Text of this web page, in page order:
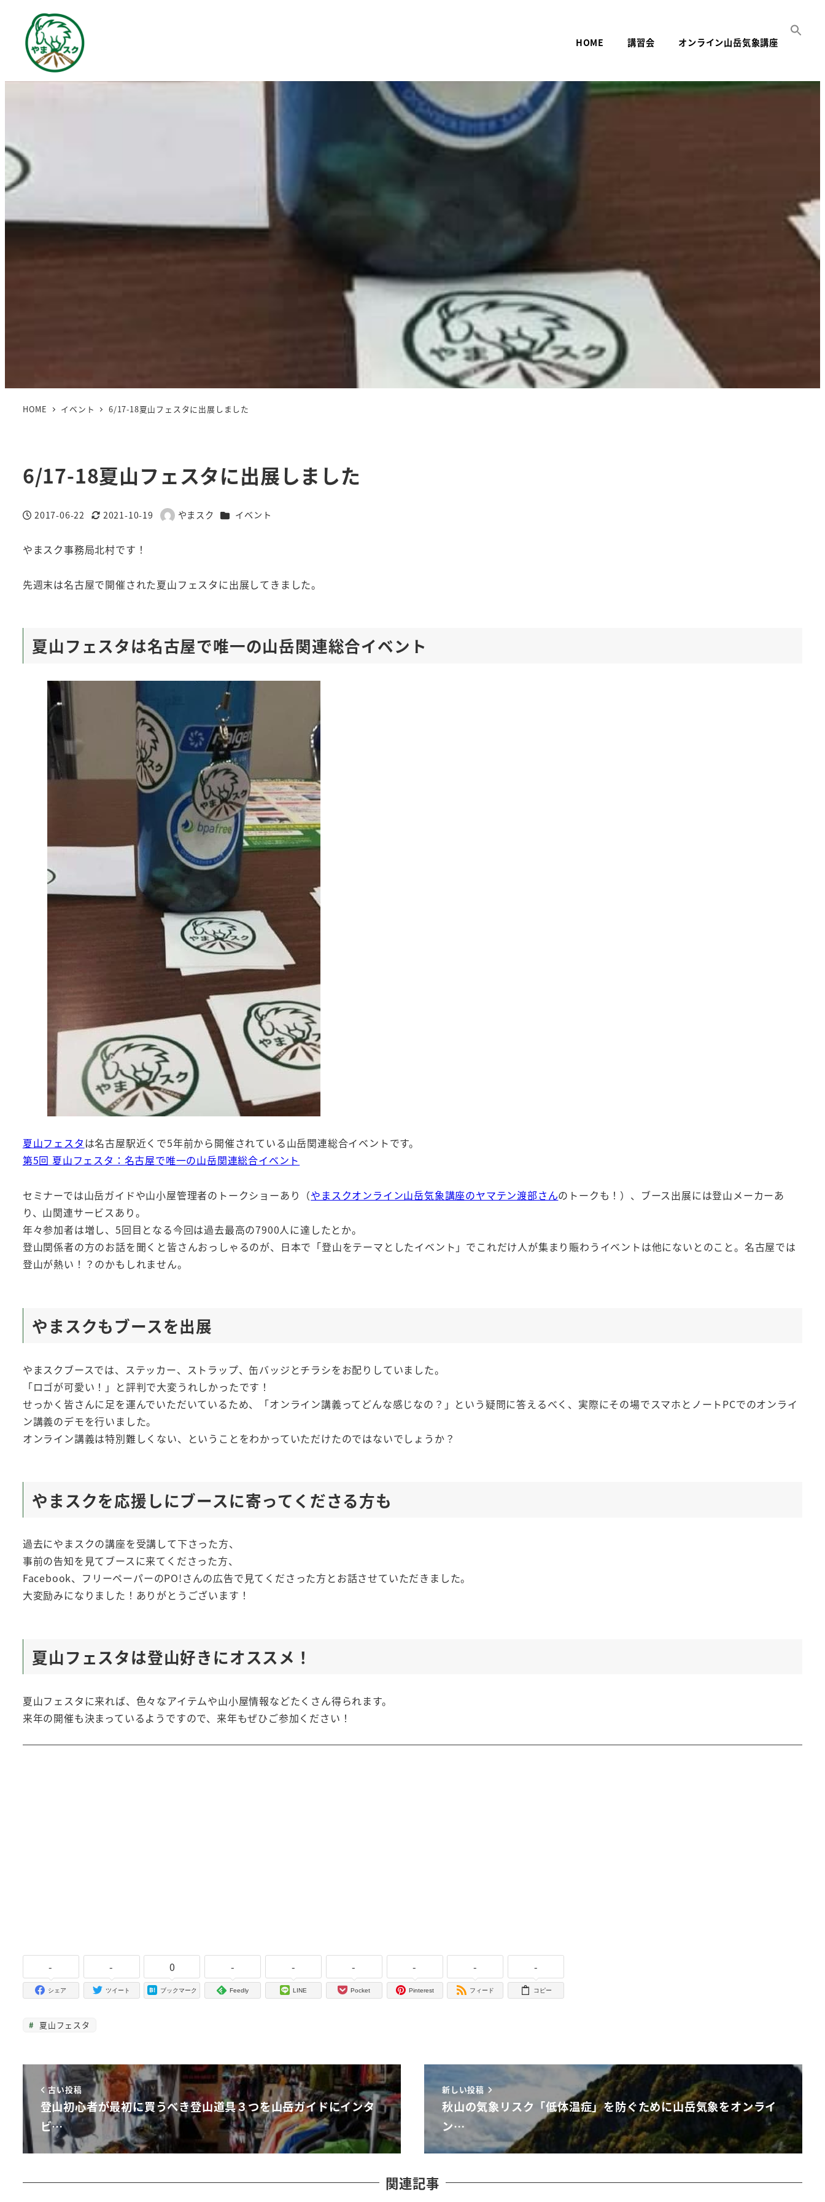
HOME 講習会 オンライン山岳気象講座
HOME イベント 6/17-18夏山フェスタに出展しました
6/17-18夏山フェスタに出展しました
投稿日
2017-06-22
更新日
2021-10-19
著
やまスク カテゴリー
イベント
やまスク事務局北村です！
先週末は名古屋で開催された夏山フェスタに出展してきました。
夏山フェスタは名古屋で唯一の山岳関連総合イベント
夏山フェスタは名古屋駅近くで5年前から開催されている山岳関連総合イベントです。
第5回 夏山フェスタ：名古屋で唯一の山岳関連総合イベント
セミナーでは山岳ガイドや山小屋管理者のトークショーあり（やまスクオンライン山岳気象講座のヤマテン渡部さんのトークも！）、ブース出展には登山メーカーあ
り、山関連サービスあり。
年々参加者は増し、5回目となる今回は過去最高の7900人に達したとか。
登山関係者の方のお話を聞くと皆さんおっしゃるのが、日本で「登山をテーマとしたイベント」でこれだけ人が集まり賑わうイベントは他にないとのこと。名古屋では
登山が熱い！？のかもしれません。
やまスクもブースを出展
やまスクブースでは、ステッカー、ストラップ、缶バッジとチラシをお配りしていました。
「ロゴが可愛い！」と評判で大変うれしかったです！
せっかく皆さんに足を運んでいただいているため、「オンライン講義ってどんな感じなの？」という疑問に答えるべく、実際にその場でスマホとノートPCでのオンライ
ン講義のデモを行いました。
オンライン講義は特別難しくない、ということをわかっていただけたのではないでしょうか？
やまスクを応援しにブースに寄ってくださる方も
過去にやまスクの講座を受講して下さった方、
事前の告知を見てブースに来てくださった方、
Facebook、フリーペーパーのPO!さんの広告で見てくださった方とお話させていただきました。
大変励みになりました！ありがとうございます！
夏山フェスタは登山好きにオススメ！
夏山フェスタに来れば、色々なアイテムや山小屋情報などたくさん得られます。
来年の開催も決まっているようですので、来年もぜひご参加ください！
-
シェア
-
ツイート
0
ブックマーク
-
Feedly
-
LINE
-
Pocket
-
Pinterest
-
フィード
-
コピー
夏山フェスタ
古い投稿
登山初心者が最初に買うべき登山道具３つを山岳ガイドにインタ
ビ…
新しい投稿
秋山の気象リスク「低体温症」を防ぐために山岳気象をオンライ
ン…
関連記事